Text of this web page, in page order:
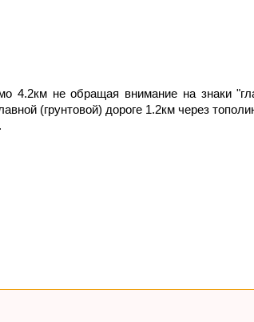
4.2км не обращая внимание на знаки
(грунтовой) дороге 1.2км через